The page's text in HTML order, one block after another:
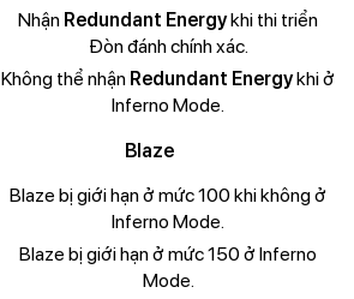
Nhận Redundant Energykhi thi triển
Đòn đánh chính xác.
Không thể nhận Redundant Energykhi ở
Inferno Mode.
Blaze
Blaze bị giới hạn ở mức 100 khi không ở
Inferno Mode.
Blaze bị giới hạn ở mức 150 ở Inferno
Mode.